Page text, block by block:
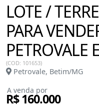
LOTE /
PARA
PETROVALE
(COD: 101653)
Petrovale, Betim/MG
A venda por
R$ 160.000